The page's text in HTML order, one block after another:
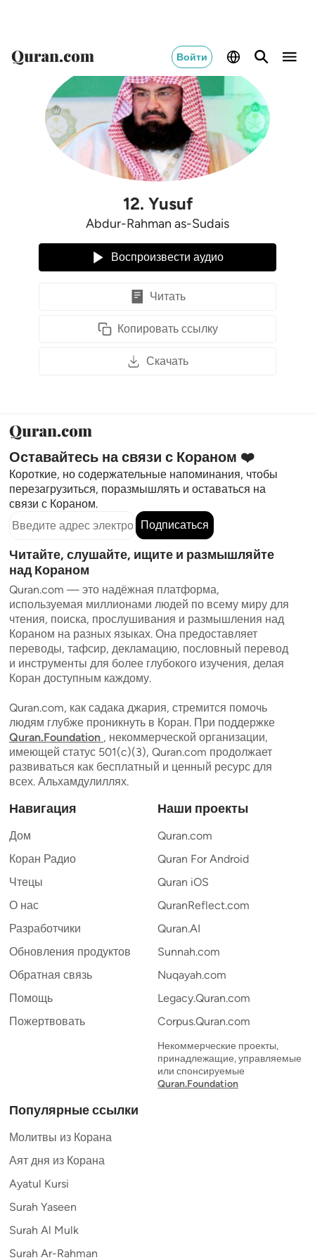
Войти
12. Yusuf
Abdur-Rahman as-Sudais
Воспроизвести аудио
Читать
Копировать ссылку
Скачать
Оставайтесь на связи с Кораном ❤️
Короткие, но содержательные напоминания, чтобы
перезагрузиться, поразмышлять и оставаться на
связи с Кораном.
Подписаться
Читайте, слушайте, ищите и размышляйте
над Кораном
Quran.com — это надёжная платформа,
используемая миллионами людей по всему миру для
чтения, поиска, прослушивания и размышления над
Кораном на разных языках. Она предоставляет
переводы, тафсир, декламацию, пословный перевод
и инструменты для более глубокого изучения, делая
Коран доступным каждому.
Quran.com, как садака джария, стремится помочь
людям глубже проникнуть в Коран. При поддержке
Quran.Foundation , некоммерческой организации,
имеющей статус 501(c)(3), Quran.com продолжает
развиваться как бесплатный и ценный ресурс для
всех. Альхамдулиллях.
Навигация
Дом
Коран Радио
Чтецы
О нас
Разработчики
Обновления продуктов
Обратная связь
Помощь
Пожертвовать
Наши проекты
Quran.com
Quran For Android
Quran iOS
QuranReflect.com
Quran.AI
Sunnah.com
Nuqayah.com
Legacy.Quran.com
Corpus.Quran.com
Некоммерческие проекты,
принадлежащие, управляемые
или спонсируемые
Quran.Foundation
Популярные ссылки
Молитвы из Корана
Аят дня из Корана
Ayatul Kursi
Surah Yaseen
Surah Al Mulk
Surah Ar-Rahman